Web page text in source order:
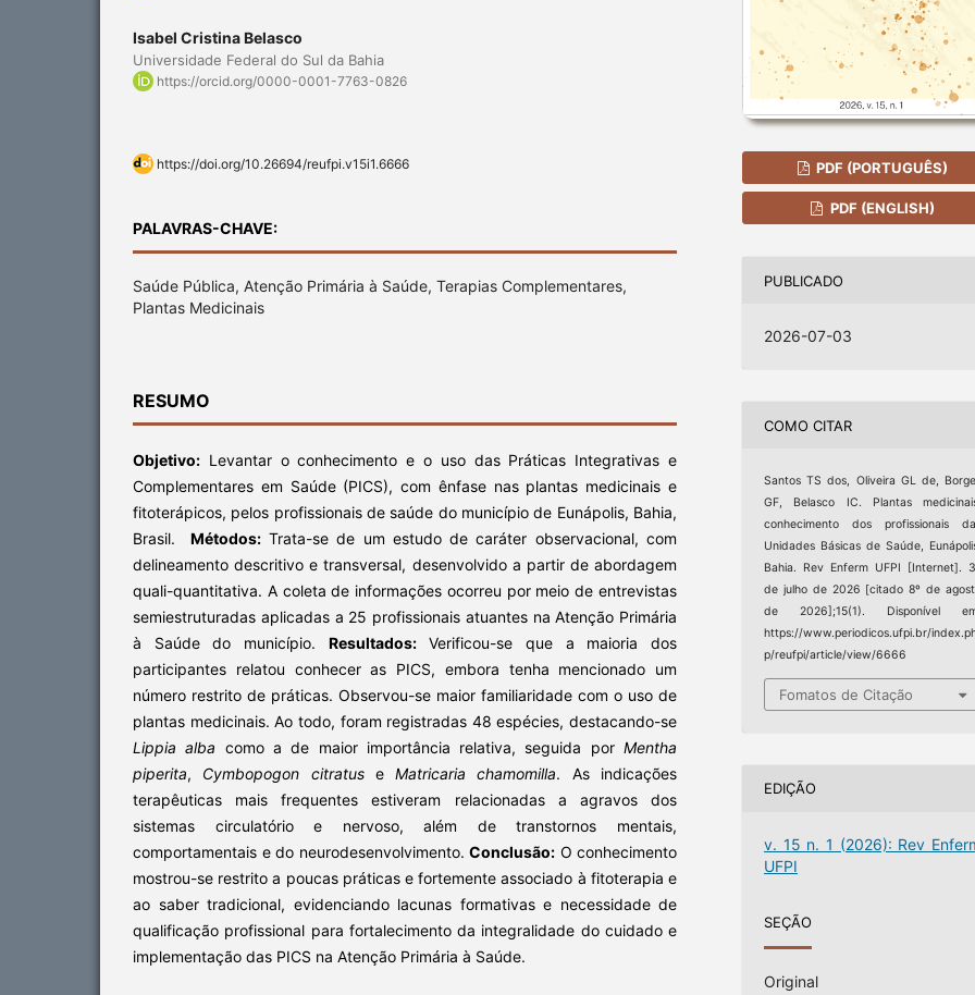
Isabel Cristina Belasco
Universidade Federal do Sul da Bahia
https://orcid.org/0000-0001-7763-0826
https://doi.org/10.26694/reufpi.v15i1.6666
PALAVRAS-CHAVE:
Saúde Pública, Atenção Primária à Saúde, Terapias Complementares,
Plantas Medicinais
RESUMO
Objetivo: Levantar o conhecimento e o uso das Práticas Integrativas e
Complementares em Saúde (PICS), com ênfase nas plantas medicinais e
fitoterápicos, pelos profissionais de saúde do município de Eunápolis, Bahia,
Brasil.
Métodos:Trata-se de um estudo de caráter observacional, com
delineamento descritivo e transversal, desenvolvido a partir de abordagem
quali-quantitativa. A coleta de informações ocorreu por meio de entrevistas
semiestruturadas aplicadas a 25 profissionais atuantes na Atenção Primária
à Saúde do município. Resultados:Verificou-se que a maioria dos
participantes relatou conhecer as PICS, embora tenha mencionado um
número restrito de práticas. Observou-se maior familiaridade com o uso de
plantas medicinais. Ao todo, foram registradas 48 espécies, destacando-se
Lippia alba como a de maior importância relativa, seguida porMentha
piperita, Cymbopogon citratuseMatricaria chamomilla. As indicações
terapêuticas mais frequentes estiveram relacionadas a agravos dos
sistemas circulatório e nervoso, além de transtornos mentais,
comportamentais e do neurodesenvolvimento. Conclusão: O conhecimento
mostrou-se restrito a poucas práticas e fortemente associado à fitoterapia e
ao saber tradicional, evidenciando lacunas formativas e necessidade de
qualificação profissional para fortalecimento da integralidade do cuidado e
implementação das PICS na Atenção Primária à Saúde.
PDF (PORTUGUÊS)
PDF (ENGLISH)
PUBLICADO
2026-07-03
COMO CITAR
Santos TS dos, Oliveira GL de,
GF, Belasco IC. Plantas
conhecimento dos profissionais
Unidades Básicas de Saúde,
Bahia. Rev Enferm UFPI [Internet].
de julho de 2026 [citado 8º de
de 2026];15(1). Disponível
https://www.periodicos.ufpi.br/
p/reufpi/article/view/6666
Fomatos de Citação
EDIÇÃO
v. 15 n. 1 (2026): Rev
UFPI
SEÇÃO
Original